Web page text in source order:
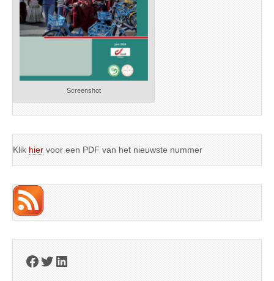
Screenshot
Klik hier voor een PDF van het nieuwste nummer
Facebook
Twitter
LinkedIn